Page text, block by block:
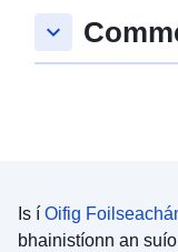
keyboard_arrow_down
Is í Oifig
bhainistíonn an